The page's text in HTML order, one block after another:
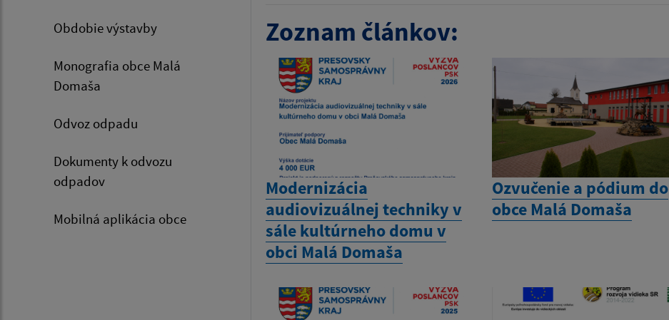
Obdobie výstavby
Monografia obce Malá
Domaša
Odvoz odpadu
Dokumenty k odvozu
odpadov
Mobilná aplikácia obce
Zoznam článkov:
Modernizácia
audiovizuálnej techniky v
sále kultúrneho domu v
obci Malá Domaša
Ozvučenie a pódium do
obce Malá Domaša